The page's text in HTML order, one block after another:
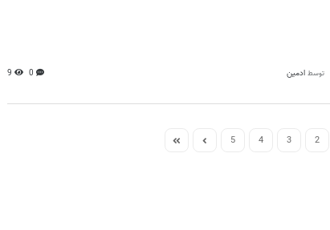
توسطادمین 0
9
2
3
4
5